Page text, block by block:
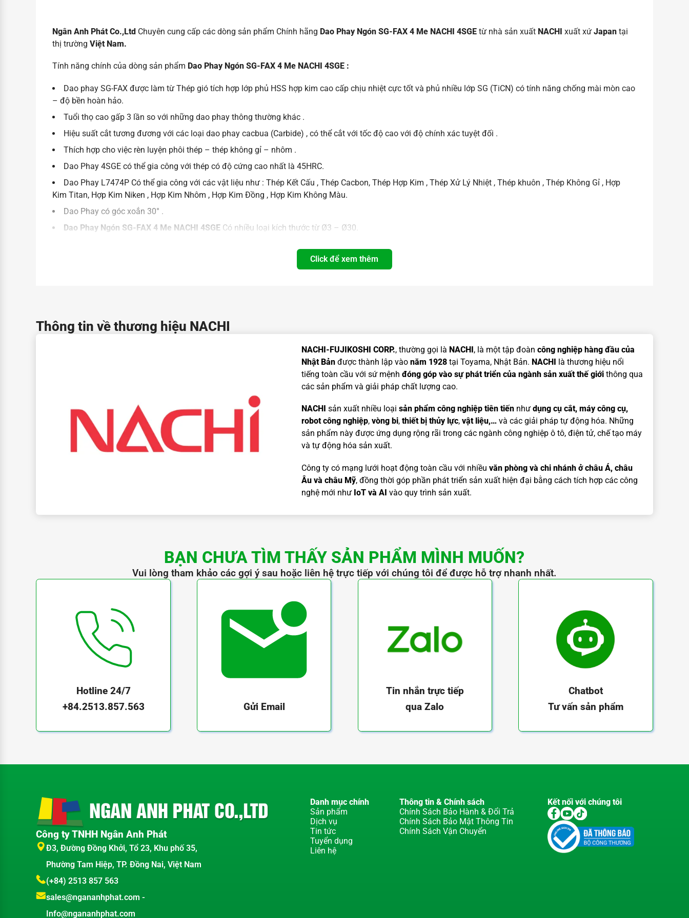
Ngân Anh Phát Co.,Ltd Chuyên cung cấp các dòng sản phẩm Chính hãng Dao Phay Ngón SG-FAX 4 Me NACHI 4SGE từ nhà sản xuất NACHI xuất xứJapan tại
thị trườngViệt Nam.
Tính năng chính của dòng sản phẩm Dao Phay Ngón SG-FAX 4 Me NACHI 4SGE :
Dao phay SG-FAX được làm từ Thép gió tích hợp lớp phủ HSS hợp kim cao cấp chịu nhiệt cực tốt và phủ nhiều lớp SG (TiCN) có tính năng chống mài mòn cao
– độ bền hoàn hảo.
Tuổi thọ cao gấp 3 lần so với những dao phay thông thường khác .
Hiệu suất cắt tương đương với các loại dao phay cacbua (Carbide) , có thể cắt với tốc độ cao với độ chính xác tuyệt đối .
Thích hợp cho việc rèn luyện phôi thép – thép không gỉ – nhôm .
Dao Phay 4SGE có thể gia công với thép có độ cứng cao nhất là 45HRC.
Dao Phay L7474P Có thể gia công với các vật liệu như : Thép Kết Cấu , Thép Cacbon, Thép Hợp Kim , Thép Xử Lý Nhiệt , Thép khuôn , Thép Không Gỉ , Hợp
Kim Titan, Hợp Kim Niken , Hợp Kim Nhôm , Hợp Kim Đồng , Hợp Kim Không Màu.
Dao Phay có góc xoắn 30° .
Dao Phay Ngón SG-FAX 4 Me NACHI 4SGE Có nhiều loại kích thước từ Ø3 – Ø30.
Click để xem thêm
Thông tin về thương hiệu NACHI
NACHI-FUJIKOSHI CORP., thường gọi là NACHI , là một tập đoàncông nghiệp hàng đầu của
Nhật Bản được thành lập vàonăm 1928 tại Toyama, Nhật Bản. NACHI
là thương hiệu nổi
tiếng toàn cầu với sứ mệnhđóng góp vào sự phát triển của ngành sản xuất thế giới thông qua
các sản phẩm và giải pháp chất lượng cao.
NACHI sản xuất nhiều loạisản phẩm công nghiệp tiên tiến nhưdụng cụ cắt, máy công cụ,
robot công nghiệp,vòng bi,thiết bị thủy lực,vật liệu,…và các giải pháp tự động hóa. Những
sản phẩm này được ứng dụng rộng rãi trong các ngành công nghiệp ô tô, điện tử, chế tạo máy
và tự động hóa sản xuất.
Công ty có mạng lưới hoạt động toàn cầu với nhiềuvăn phòng và chi nhánh ở châu Á, châu
Âu và châu Mỹ, đồng thời góp phần phát triển sản xuất hiện đại bằng cách tích hợp các công
nghệ mới như IoT và AI vào quy trình sản xuất.
BẠN CHƯA TÌM THẤY SẢN PHẨM MÌNH MUỐN?
Vui lòng tham khảo các gợi ý sau hoặc liên hệ trực tiếp với chúng tôi để được hỗ trợ nhanh nhất.
Hotline 24/7
+84.2513.857.563
Gửi Email
Tin nhắn trực tiếp
qua Zalo
Chatbot
Tư vấn sản phẩm
Công ty TNHH Ngân Anh Phát
Đ3, Đường Đồng Khởi, Tổ 23, Khu phố 35,
Phường Tam Hiệp, TP. Đồng Nai, Việt Nam
(+84) 2513 857 563
sales@ngananhphat.com -
Info@ngananhphat.com
Danh mục chính
Sản phẩm
Dịch vụ
Tin tức
Tuyển dụng
Liên hệ
Thông tin & Chính sách
Chính Sách Bảo Hành & Đổi Trả
Chính Sách Bảo Mật Thông Tin
Chính Sách Vận Chuyển
Kết nối với chúng tôi